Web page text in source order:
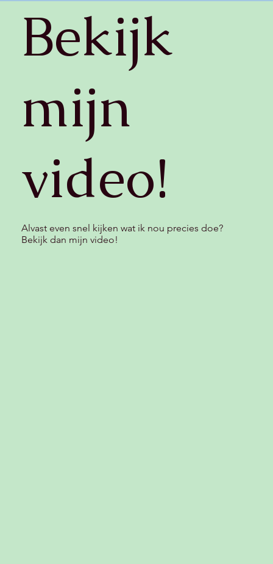
Bekijk
mijn
video!
Alvast even snel kijken wat ik nou precies doe?
Bekijk dan mijn video!